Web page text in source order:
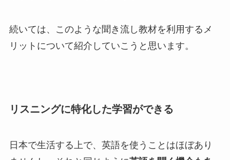
続いては、このような聞き流し教材を利用するメ
リットについて紹介していこうと思います。
リスニングに特化した学習ができる
日本で生活する上で、英語を使うことはほぼあり